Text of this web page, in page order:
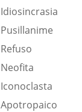
Idiosincrasia
Pusillanime
Refuso
Neofita
Iconoclasta
Apotropaico